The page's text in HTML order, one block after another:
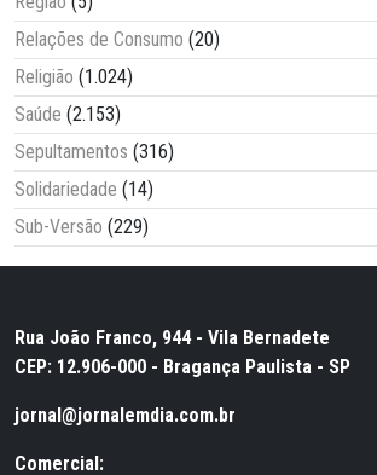
Relações de Consumo (20)
Religião (1.024)
Saúde (2.153)
Sepultamentos (316)
Solidariedade (14)
Sub-Versão (229)
Rua João Franco, 944 - Vila Bernadete
CEP: 12.906-000 - Bragança Paulista - SP
jornal@jornalemdia.com.br
Comercial: